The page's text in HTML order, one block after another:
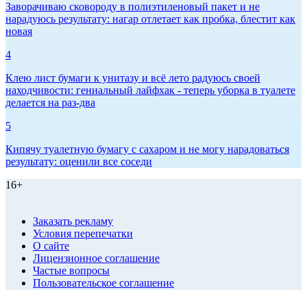
Заворачиваю сковороду в полиэтиленовый пакет и не
нарадуюсь результату: нагар отлетает как пробка, блестит как
новая
4
Клею лист бумаги к унитазу и всё лето радуюсь своей
находчивости: гениальный лайфхак - теперь уборка в туалете
делается на раз-два
5
Кипячу туалетную бумагу с сахаром и не могу нарадоваться
результату: оценили все соседи
16+
Заказать рекламу
Условия перепечатки
О сайте
Лицензионное соглашение
Частые вопросы
Пользовательское соглашение